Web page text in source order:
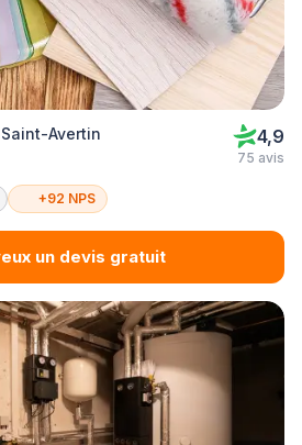
Avertin 4,9
75 avis
+92 NPS
un devis gratuit